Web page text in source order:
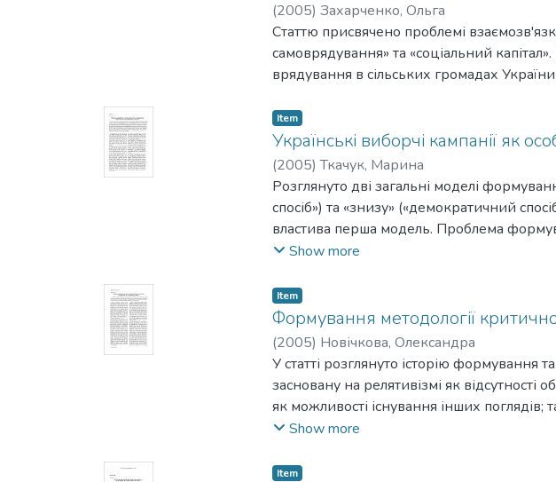
(2005) Захарченко, Ольга
Статтю присвячено проблемі
самоврядування» та «соціальний
врядування в сільських громадах
Item
Українські виборчі кампанії як
(2005)Ткачук, Марина
Розглянуто дві загальні моделі
спосіб») та «знизу» («демократичний
властива перша модель. Проблема
трансформації виборчих обіцянок на
громадського контролю за здійсненням
неурядові організації та громадянське
суспільного порядку денного під час
суспільного порядку денного:
громадської думки, відображення
діяльність громадських організацій під
Show more
Item
Формування методології
(2005) Новічкова, Олександра
У статті розглянуто історію
засновану на релятивізмі як відсутності
як можливості існування інших
у події, ідеї та погляди їх інтерпретатори
Show more
Item